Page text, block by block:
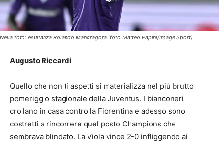
Nella foto: esultanza Rolando Mandragora (foto Matteo Papini/Image Sport)
Augusto Riccardi
Quello che non ti aspetti si materializza nel più brutto
pomeriggio stagionale della Juventus. I bianconeri
crollano in casa contro la Fiorentina e adesso sono
costretti a rincorrere quel posto Champions che
sembrava blindato. La Viola vince 2-0 infliggendo ai